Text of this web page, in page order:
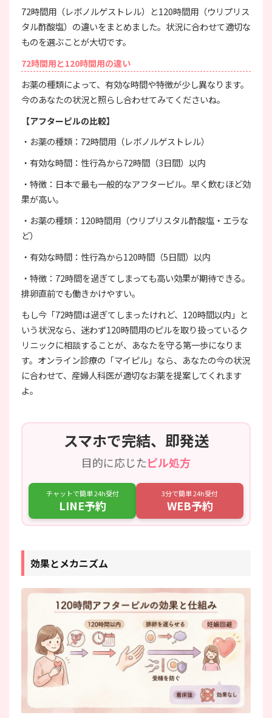
72時間用（レボノルゲストレル）と120時間用（ウリプリス
タル酢酸塩）の違いをまとめました。状況に合わせて適切な
ものを選ぶことが大切です。
72時間用と120時間用の違い
お薬の種類によって、有効な時間や特徴が少し異なります。
今のあなたの状況と照らし合わせてみてくださいね。
【アフターピルの比較】
・お薬の種類：72時間用（レボノルゲストレル）
・有効な時間：性行為から72時間（3日間）以内
・特徴：日本で最も一般的なアフターピル。早く飲むほど効
果が高い。
・お薬の種類：120時間用（ウリプリスタル酢酸塩・エラな
ど）
・有効な時間：性行為から120時間（5日間）以内
・特徴：72時間を過ぎてしまっても高い効果が期待できる。
排卵直前でも働きかけやすい。
もし今「72時間は過ぎてしまったけれど、120時間以内」と
いう状況なら、迷わず120時間用のピルを取り扱っているク
リニックに相談することが、あなたを守る第一歩になりま
す。オンライン診療の「マイピル」なら、あなたの今の状況
に合わせて、産婦人科医が適切なお薬を提案してくれます
よ。
スマホで完結、即発送
目的に応じたピル処方
チャットで簡単 24h受付
LINE予約
3分で簡単 24h受付
WEB予約
効果とメカニズム